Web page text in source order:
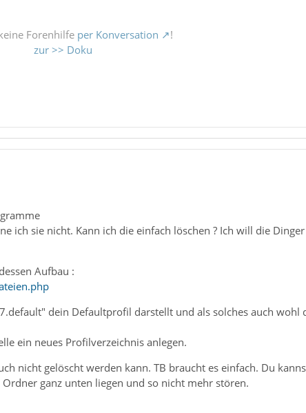
Forenhilfe per Konversation
!
zur >> Doku
ich sie nicht. Kann ich die einfach löschen ? Ich will die
Aufbau :
dein Defaultprofil darstellt und als solches auch wohl
ein neues Profilverzeichnis anlegen.
nicht gelöscht werden kann. TB braucht es einfach. Du
ganz unten liegen und so nicht mehr stören.